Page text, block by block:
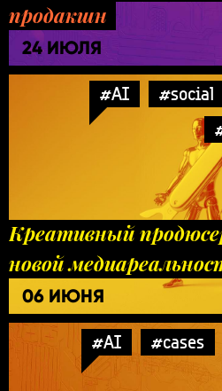
продакшн
24 ИЮЛЯ
#AI #social
Креативный
новой
06 ИЮНЯ
#AI #cases